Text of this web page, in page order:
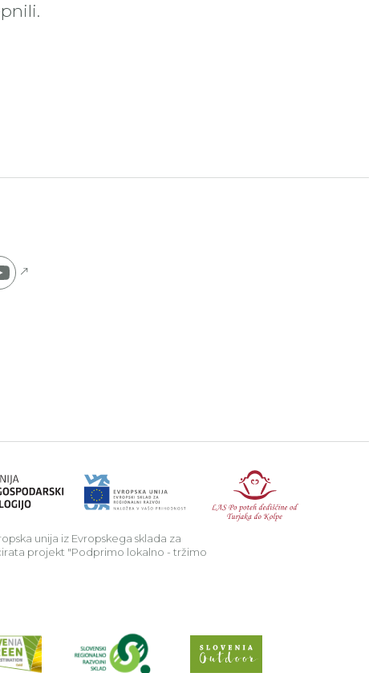
stran
Instagram stran
v podeželje.
unija iz Evropskega sklada za
projekt "Podprimo lokalno - tržimo